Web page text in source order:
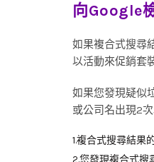
向Google
如果複合式搜尋
以活動來促銷套
如果您發現疑似
或公司名出現2
1.複合式搜尋結
2.您發現複合式搜